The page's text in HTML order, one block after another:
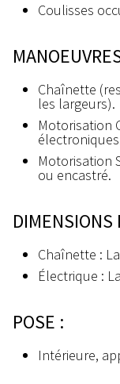
Coulisses
Chaînette
les largeurs).
Motorisation
Motorisation
ou encastré.
DIMENSIONS
Chaînette :
Électrique :
POSE :
Intérieure,